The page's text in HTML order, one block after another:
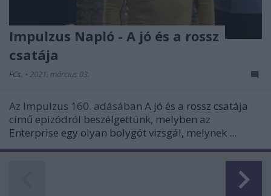
Impulzus Napló - A jó és a rossz
csatája
FCs. • 2021. március 03.
Az Impulzus 160. adásában A jó és a rossz csatája
című epizódról beszélgettünk, melyben az
Enterprise egy olyan bolygót vizsgál, melynek ...